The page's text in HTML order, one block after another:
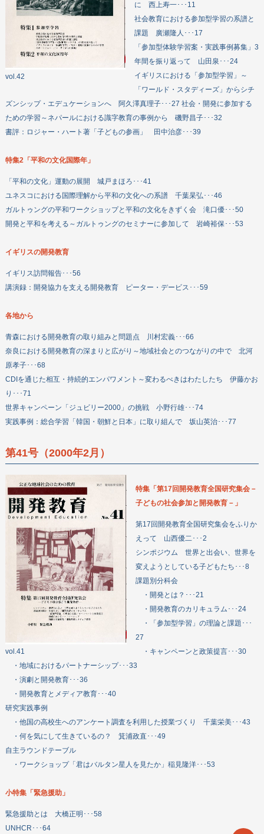
vol.42
に 西上寿一･･･11
社会教育における参加型学習の系譜と
課題 廣瀬隆人･･･17
「参加型体験学習案・実践事例募集」3
年間を振り返って 山田泉･･･24
イギリスにおける「参加型学習」～
「ワールド・スタディーズ」からシチ
ズンシップ・エデュケーションへ 阿久澤真理子･･･27 社会・開発に参加する
ための学習～ネパールにおける識字教育の事例から 磯野昌子･･･32
書評：ロジャー・ハート著「子どもの参画」 田中治彦･･･39
特集2「平和の文化国際年」
「平和の文化」運動の展開 城戸まほろ･･･41
ユネスコにおける国際理解から平和の文化への系譜 千葉杲弘･･･46
ガルトゥングの平和ワークショップと平和の文化をきずく会 滝口優･･･50
開発と平和を考える～ガルトゥングのセミナーに参加して 岩崎裕保･･･53
イギリスの開発教育
イギリス訪問報告･･･56
講演録：開発協力を支える開発教育 ピーター・デービス･･･59
各地から
青森における開発教育の取り組みと問題点 川村宏義･･･66
奈良における開発教育の深まりと広がり～地域社会とのつながりの中で 北河
原孝子･･･68
CDIを通じた相互・持続的エンパワメント～変わるべきはわたしたち 伊藤かお
り･･･71
世界キャンペーン「ジュビリー2000」の挑戦 小野行雄･･･74
実践事例：総合学習「韓国・朝鮮と日本」に取り組んで 坂山英治･･･77
第41号（2000年2月）
vol.41
特集「第17回開発教育全国研究集会－
子どもの社会参加と開発教育－」
第17回開発教育全国研究集会をふりか
えって 山西優二･･･2
シンポジウム 世界と出会い、世界を
変えようとしている子どもたち･･･8
課題別分科会
・開発とは？･･･21
・開発教育のカリキュラム･･･24
・「参加型学習」の理論と課題･･･
27
・キャンペーンと政策提言･･･30
・地域におけるパートナーシップ･･･33
・演劇と開発教育･･･36
・開発教育とメディア教育･･･40
研究実践事例
・他国の高校生へのアンケート調査を利用した授業づくり 千葉栄美･･･43
・何を気にして生きているの？ 箕浦政直･･･49
自主ラウンドテーブル
・ワークショップ「君はバルタン星人を見たか」稲見隆洋･･･53
小特集「緊急援助」
緊急援助とは 大橋正明･･･58
UNHCR･･･64